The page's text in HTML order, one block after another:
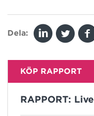
Dela:
KÖP RAPPORT
RAPPORT: